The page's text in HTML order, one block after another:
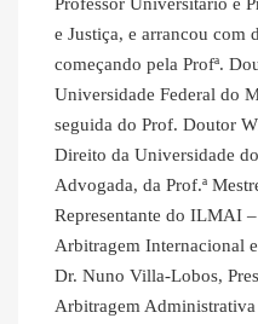
e Justiça, e arrancou com
começando pela Profª.
Universidade Federal do
seguida do Prof. Doutor
Direito da Universidade
Advogada, da Prof.ª
Representante do ILMAI
Arbitragem Internacional
Dr. Nuno Villa-Lobos,
Arbitragem Administrativa